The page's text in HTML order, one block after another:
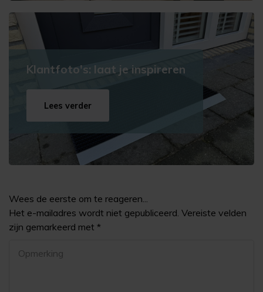
Klantfoto's: laat je inspireren
Lees verder
Wees de eerste om te reageren...
Het e-mailadres wordt niet gepubliceerd. Vereiste velden
zijn gemarkeerd met *